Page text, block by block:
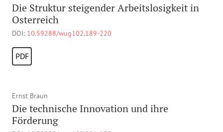
Die Struktur steigender Arbeitslosigkeit in
Osterreich
DOI: 10.59288/wug102.189-220
PDF
Ernst Braun
Die technische Innovation und ihre
Förderung